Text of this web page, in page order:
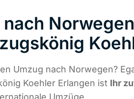
Umzug nach Norwegen?
Koehler Erlangen ist Ihr
Umzüge.